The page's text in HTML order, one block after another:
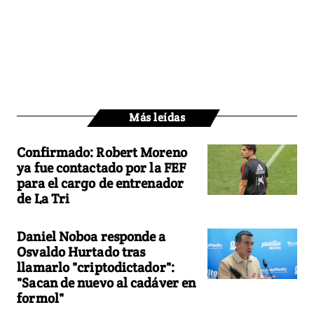
Más leídas
Confirmado: Robert Moreno
ya fue contactado por la FEF
para el cargo de entrenador
de La Tri
Daniel Noboa responde a
Osvaldo Hurtado tras
llamarlo "criptodictador":
"Sacan de nuevo al cadáver en
formol"